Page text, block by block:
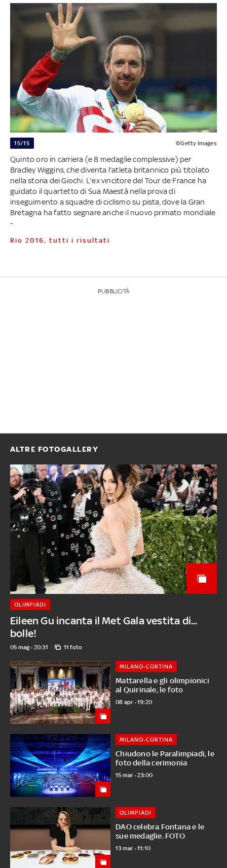
15/15 ©Getty Images
Quinto oro in carriera (e 8 medaglie complessive) per
Bradley Wiggins, che diventa l'atleta britannico più titolato
nella storia dei Giochi. L'ex vincitore del Tour de France ha
guidato il quartetto di Sua Maestà nella prova di
inseguimento a squadre di ciclismo su pista, dove la Gran
Bretagna ha fatto segnare anche il nuovo primato mondiale
-
Rio 2016, tutti i risultati
PUBBLICITÀ
ALTRE FOTOGALLERY
Eileen Gu incanta il Met Gala vestita di...
bolle!
OLIMPIADI
05 mag - 20:31 11 foto
Mattarella e gli olimpionici
al Quirinale, le foto
MILANO-CORTINA
08 apr - 19:20
Chiudono le Paralimpiadi, le
foto della cerimonia
MILANO-CORTINA
15 mar - 23:00
DAO celebra Fontana e le
sue medaglie. FOTO
OLIMPIADI
13 mar - 11:10